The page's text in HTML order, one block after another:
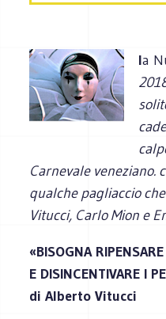
la
Carnevale veneziano.
qualche pagliaccio
Vitucci, Carlo Mion e
«BISOGNA
E DISINCENTIVARE I
di Alberto Vitucci